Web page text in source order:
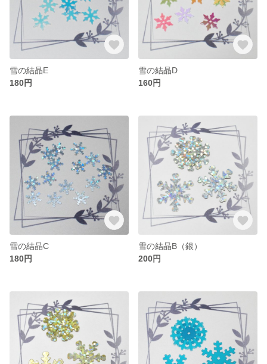
雪の結晶E
180円
雪の結晶D
160円
雪の結晶C
180円
雪の結晶B（銀）
200円